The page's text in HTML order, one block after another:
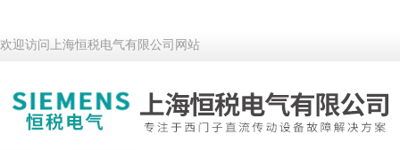
欢迎访问上海恒税电气有限公司网站